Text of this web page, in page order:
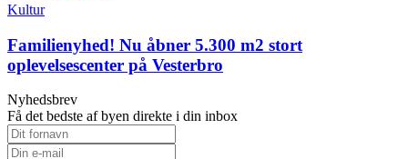
Kultur
Familienyhed! Nu åbner 5.300 m2 stort
oplevelsescenter på Vesterbro
Nyhedsbrev
Få det bedste af byen direkte i din inbox